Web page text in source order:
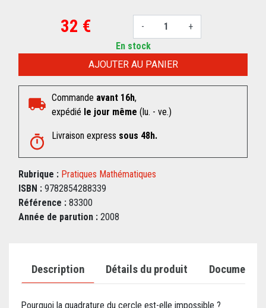
32 € - +
AJOUTER AU PANIER
En stock
Commande avant 16h,
expédié le jour même (lu. - ve.)
Livraison express sous 48h.
Rubrique : Pratiques Mathématiques
ISBN : 9782854288339
Référence : 83300
Année de parution : 2008
Description Détails du produit Documents
Pourquoi la quadrature du cercle est-elle impossible ?